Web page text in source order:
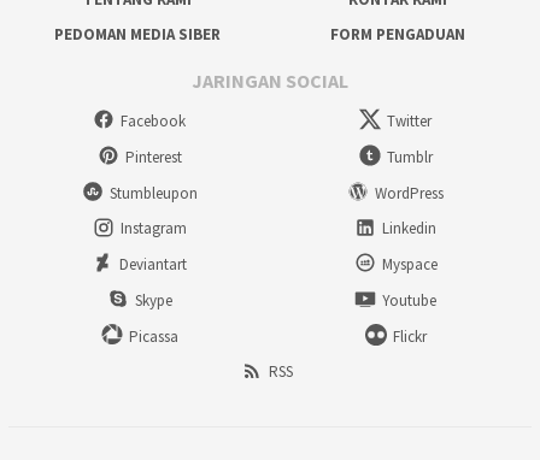
PEDOMAN MEDIA SIBER
FORM PENGADUAN
JARINGAN SOCIAL
Facebook
Twitter
Pinterest
Tumblr
Stumbleupon
WordPress
Instagram
Linkedin
Deviantart
Myspace
Skype
Youtube
Picassa
Flickr
RSS